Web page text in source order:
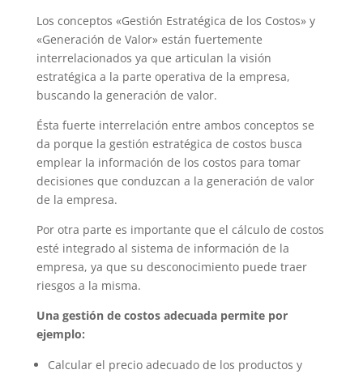
Los conceptos «Gestión Estratégica de los Costos» y
«Generación de Valor» están fuertemente
interrelacionados ya que articulan la visión
estratégica a la parte operativa de la empresa,
buscando la generación de valor.
Ésta fuerte interrelación entre ambos conceptos se
da porque la gestión estratégica de costos busca
emplear la información de los costos para tomar
decisiones que conduzcan a la generación de valor
de la empresa.
Por otra parte es importante que el cálculo de costos
esté integrado al sistema de información de la
empresa, ya que su desconocimiento puede traer
riesgos a la misma.
Una gestión de costos adecuada permite por
ejemplo:
Calcular el precio adecuado de los productos y